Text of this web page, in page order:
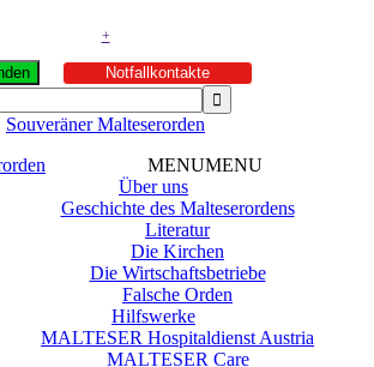
+
Notfallkontakte
Souveräner Malteserorden
MENUMENU
Über uns
Geschichte des Malteserordens
Literatur
Die Kirchen
Die Wirtschaftsbetriebe
Falsche Orden
Hilfswerke
MALTESER Hospitaldienst Austria
MALTESER Care